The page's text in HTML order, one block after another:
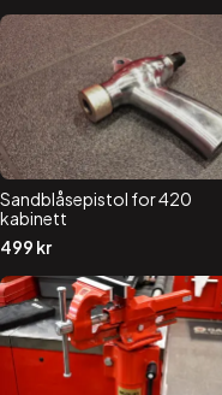
Sandblåsepistol for 420
kabinett
499 kr